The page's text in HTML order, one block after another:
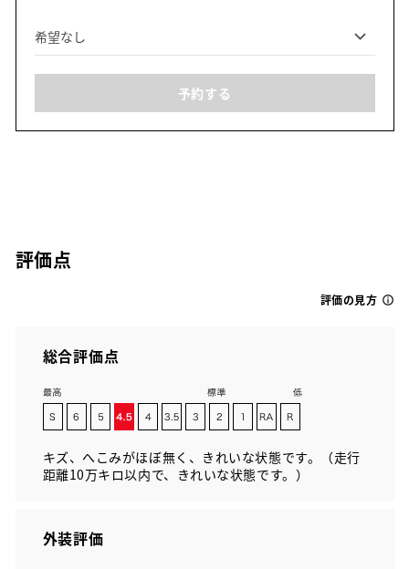
予約する
評価点
評価の見方
総合評価点
キズ、へこみがほぼ無く、きれいな状態です。（走行
距離10万キロ以内で、きれいな状態です。）
外装評価